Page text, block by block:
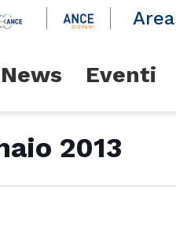
News Eventi
2013